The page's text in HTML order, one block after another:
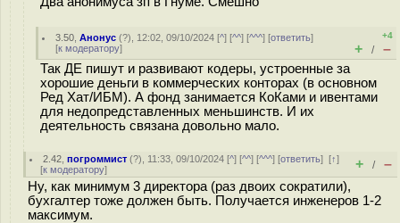
3.50 ,Анонус (?), 12:02, 09/10/2024 [^] [^^] [^^^] [ответить]
[к модератору]
+4
+ / –
Так ДЕ пишут и развивают кодеры, устроенные за
хорошие деньги в коммерческих конторах (в основном
Ред Хат/ИБМ). А фонд занимается КоКами и ивентами
для недопредставленных меньшинств. И их
деятельность связана довольно мало.
2.42 ,погроммист (?), 11:33, 09/10/2024 [^] [^^] [^^^] [ответить][↑]
[к модератору] + / –
Ну, как минимум 3 директора (раз двоих сократили),
бухгалтер тоже должен быть. Получается инженеров 1-2
максимум.